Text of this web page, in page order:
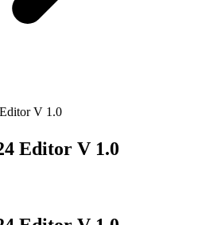
V 1.0
Editor V 1.0